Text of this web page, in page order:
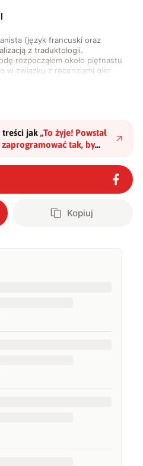
(język francuski oraz
z traduktologii.
rozpocząłem około piętnastu
w związku z recenzjami gier
Obecnie publikuję
na tematy związane z nauką
sport.
treści jak „To żyje! Powstał
tak, by
"?
Kopiuj